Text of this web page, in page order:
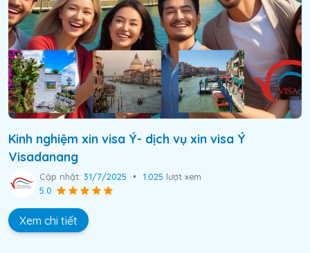
Kinh nghiệm xin visa Ý- dịch vụ xin visa Ý
Visadanang
Cập nhật: 31/7/2025 • 1.025 lượt xem
5.0
Xem chi tiết